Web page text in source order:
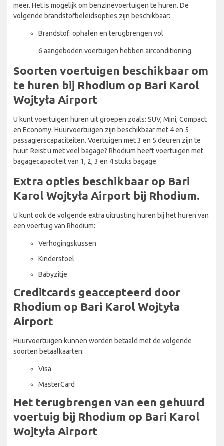
meer. Het is mogelijk om benzinevoertuigen te huren. De
volgende brandstofbeleidsopties zijn beschikbaar:
Brandstof: ophalen en terugbrengen vol
6 aangeboden voertuigen hebben airconditioning.
Soorten voertuigen beschikbaar om
te huren bij Rhodium op Bari Karol
Wojtyła Airport
U kunt voertuigen huren uit groepen zoals: SUV, Mini, Compact
en Economy. Huurvoertuigen zijn beschikbaar met 4 en 5
passagierscapaciteiten. Voertuigen met 3 en 5 deuren zijn te
huur. Reist u met veel bagage? Rhodium heeft voertuigen met
bagagecapaciteit van 1, 2, 3 en 4 stuks bagage.
Extra opties beschikbaar op Bari
Karol Wojtyła Airport bij Rhodium.
U kunt ook de volgende extra uitrusting huren bij het huren van
een voertuig van Rhodium:
Verhogingskussen
Kinderstoel
Babyzitje
Creditcards geaccepteerd door
Rhodium op Bari Karol Wojtyła
Airport
Huurvoertuigen kunnen worden betaald met de volgende
soorten betaalkaarten:
Visa
MasterCard
Het terugbrengen van een gehuurd
voertuig bij Rhodium op Bari Karol
Wojtyła Airport